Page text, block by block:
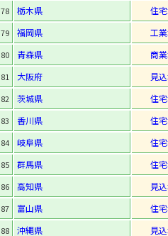
78 栃木県 住
79 福岡県 工
80 青森県 商
81 大阪府 見
82 茨城県 住
83 香川県 住
84 岐阜県 住
85 群馬県 住
86 高知県 見
87 富山県 住
88 沖縄県 見